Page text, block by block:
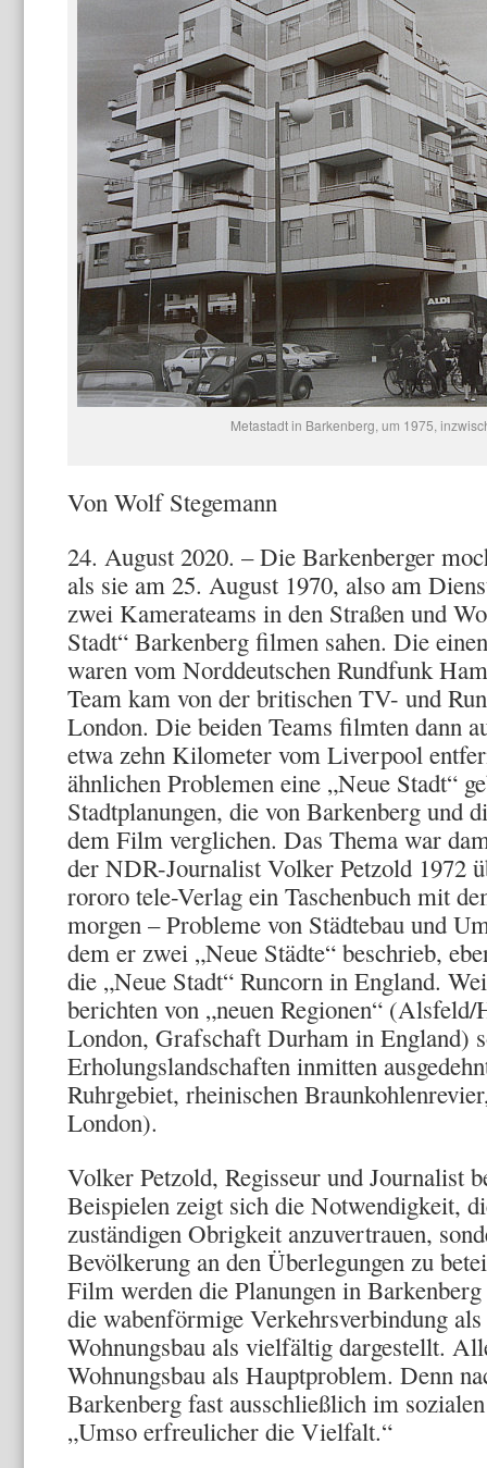
Metastadt in Barkenberg, um 1975,
Von Wolf Stegemann
24. August 2020. – Die Barkenberger
als sie am 25. August 1970, also am
zwei Kamerateams in den Straßen und
Stadt“ Barkenberg filmen sahen. Die
waren vom Norddeutschen Rundfunk
Team kam von der britischen TV- und
London. Die beiden Teams filmten dann
etwa zehn Kilometer vom Liverpool
ähnlichen Problemen eine „Neue Stadt“
Stadtplanungen, die von Barkenberg und
dem Film verglichen. Das Thema war
der NDR-Journalist Volker Petzold 1972
rororo tele-Verlag ein Taschenbuch mit
morgen – Probleme von Städtebau und
dem er zwei „Neue Städte“ beschrieb,
die „Neue Stadt“ Runcorn in England.
berichten von „neuen Regionen“
London, Grafschaft Durham in England)
Erholungslandschaften inmitten
Ruhrgebiet, rheinischen
London).
Volker Petzold, Regisseur und Journalist
Beispielen zeigt sich die Notwendigkeit,
zuständigen Obrigkeit anzuvertrauen,
Bevölkerung an den Überlegungen zu
Film werden die Planungen in
die wabenförmige Verkehrsverbindung
Wohnungsbau als vielfältig dargestellt.
Wohnungsbau als Hauptproblem. Denn
Barkenberg fast ausschließlich im
„Umso erfreulicher die Vielfalt.“